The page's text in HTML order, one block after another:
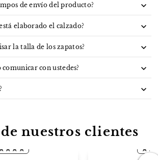
de envío del producto?
elaborado el calzado?
la talla de los zapatos?
con ustedes?
nuestros clientes